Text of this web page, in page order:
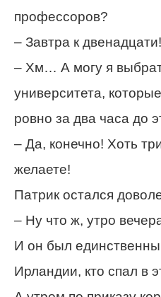
профессоров?
– Завтра к двенадцати!
– Хм… А могу я
университета,
ровно за два часа до
– Да, конечно! Хоть
желаете!
Патрик остался
– Ну что ж, утро
И он был
Ирландии, кто спал в